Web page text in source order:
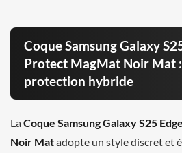
Coque Samsung Galaxy
Protect MagMat Noir Mat
protection hybride
LaCoque Samsung Galaxy S25
Noir Matadopte un style discret et